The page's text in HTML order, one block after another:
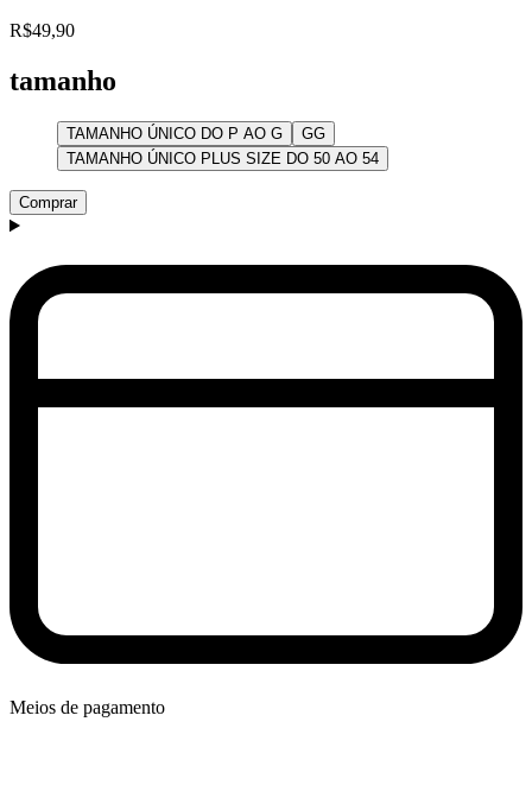
R$49,90
tamanho
TAMANHO ÚNICO DO P AO G
GG
TAMANHO ÚNICO PLUS SIZE DO 50 AO 54
Comprar
Meios de pagamento